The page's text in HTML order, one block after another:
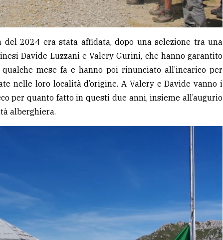
2024 era stata affidata, dopo una selezione tra una
Davide Luzzani e Valery Gurini, che hanno garantito
mese fa e hanno poi rinunciato all’incarico per
nelle loro località d’origine. A Valery e Davide vanno i
per quanto fatto in questi due anni, insieme all’augurio
alberghiera.